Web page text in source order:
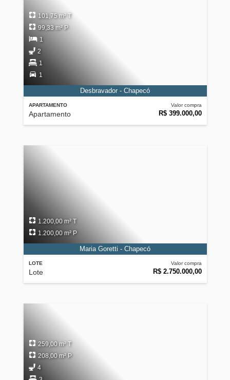
APARTAMENTO
Apartamento
Valor compra
R$ 399.000,00
101,75 m² T
99,33 m² P
1
2
1
1
Desbravador - Chapecó
LOTE
Lote
Valor compra
R$ 2.750.000,00
1.200,00 m² T
1.200,00 m² P
Maria Goretti - Chapecó
259,00 m² T
208,00 m² P
4